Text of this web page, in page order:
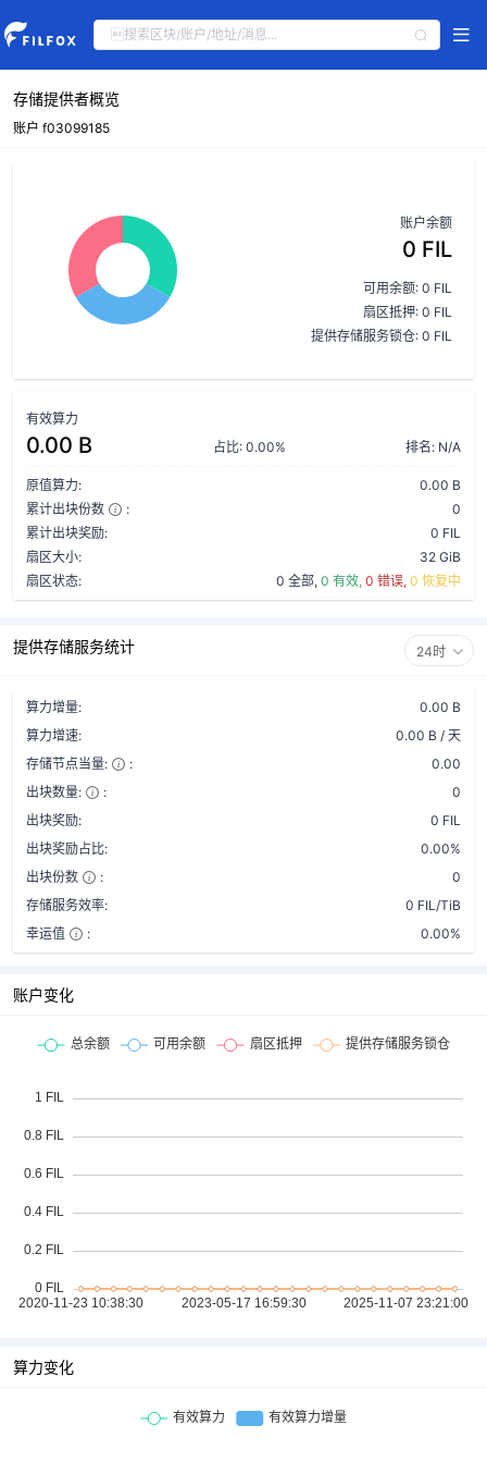
存储提供者概览
账户 f03099185
账户余额
0 FIL
可用余额: 0 FIL
扇区抵押: 0 FIL
提供存储服务锁仓: 0 FIL
有效算力
0.00 B 占比: 0.00% 排名: N/A
原值算力:
0.00 B
累计出块份数
:
0
累计出块奖励:
0 FIL
扇区大小:
32 GiB
扇区状态:
0 全部, 0 有效, 0 错误, 0 恢复中
提供存储服务统计 24时
算力增量:
0.00 B
算力增速:
0.00 B / 天
存储节点当量:
:
0.00
出块数量:
:
0
出块奖励:
0 FIL
出块奖励占比:
0.00%
出块份数
:
0
存储服务效率:
0 FIL/TiB
幸运值
: 0.00%
账户变化
算力变化